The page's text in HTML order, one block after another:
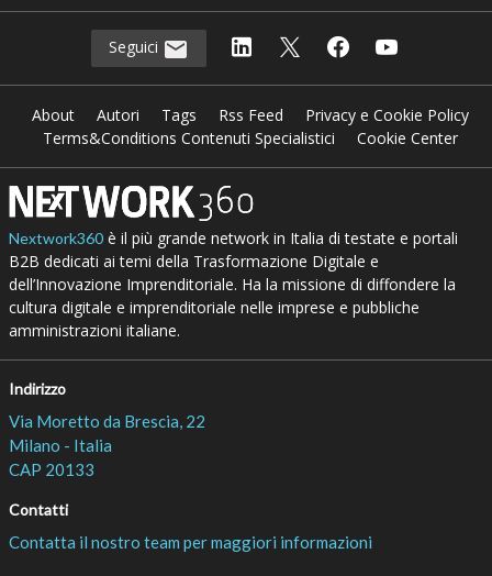
Seguici
About Autori Tags Rss Feed
Privacy e Cookie Policy
Terms&Conditions Contenuti Specialistici
Cookie Center
Nextwork360è il più grande network in Italia di testate e portali
B2B dedicati ai temi della Trasformazione Digitale e
dell’Innovazione Imprenditoriale. Ha la missione di diffondere la
cultura digitale e imprenditoriale nelle imprese e pubbliche
amministrazioni italiane.
Indirizzo
Via Moretto da Brescia, 22
Milano - Italia
CAP 20133
Contatti
Contatta il nostro team per maggiori informazioni